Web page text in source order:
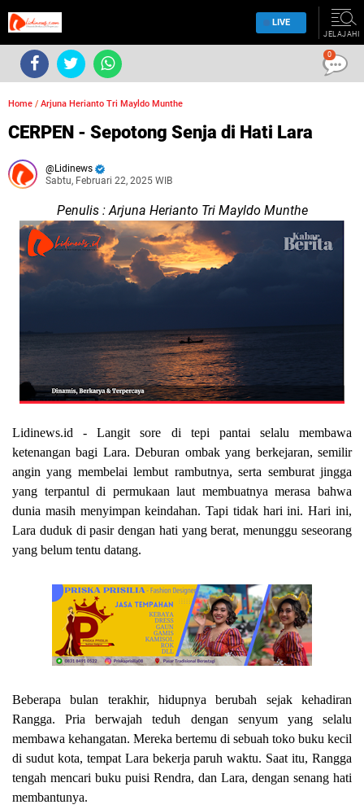
LIVE
JELAJAHI
Home / Arjuna Herianto Tri Mayldo Munthe
CERPEN - Sepotong Senja di Hati Lara
Lidinews
Sabtu, Februari 22, 2025 WIB
Penulis : Arjuna Herianto Tri Mayldo Munthe
Lidinews.id - Langit sore di tepi pantai selalu membawa
ketenangan bagi Lara. Deburan ombak yang berkejaran, semilir
angin yang membelai lembut rambutnya, serta semburat jingga
yang terpantul di permukaan laut membuatnya merasa bahwa
dunia masih menyimpan keindahan. Tapi tidak hari ini. Hari ini,
Lara duduk di pasir dengan hati yang berat, menunggu seseorang
yang belum tentu datang.
Beberapa bulan terakhir, hidupnya berubah sejak kehadiran
Rangga. Pria berwajah teduh dengan senyum yang selalu
membawa kehangatan. Mereka bertemu di sebuah toko buku kecil
di sudut kota, tempat Lara bekerja paruh waktu. Saat itu, Rangga
tengah mencari buku puisi Rendra, dan Lara, dengan senang hati
membantunya.
0